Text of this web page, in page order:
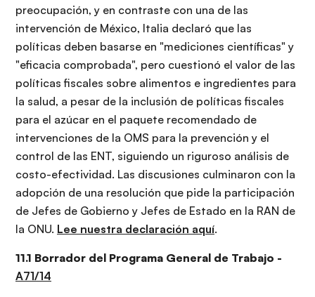
preocupación, y en contraste con una de las
intervención de México, Italia declaró que las
políticas deben basarse en "mediciones científicas" y
"eficacia comprobada", pero cuestionó el valor de las
políticas fiscales sobre alimentos e ingredientes para
la salud, a pesar de la inclusión de políticas fiscales
para el azúcar en el paquete recomendado de
intervenciones de la OMS para la prevención y el
control de las ENT, siguiendo un riguroso análisis de
costo-efectividad. Las discusiones culminaron con la
adopción de una resolución que pide la participación
de Jefes de Gobierno y Jefes de Estado en la RAN de
la ONU. Lee nuestra declaración aquí.
11.1 Borrador del Programa General de Trabajo -
A71/14